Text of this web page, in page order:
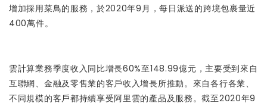
增加採用菜鳥的服務，於2020年9月，每日派送的跨境包裹量近
400萬件。
雲計算業務季度收入同比增長60%至148.99億元，主要受到來自
互聯網、金融及零售業的客戶收入增長所推動。來自各行各業、
不同規模的客戶都持續享受阿里雲的產品及服務。截至2020年9